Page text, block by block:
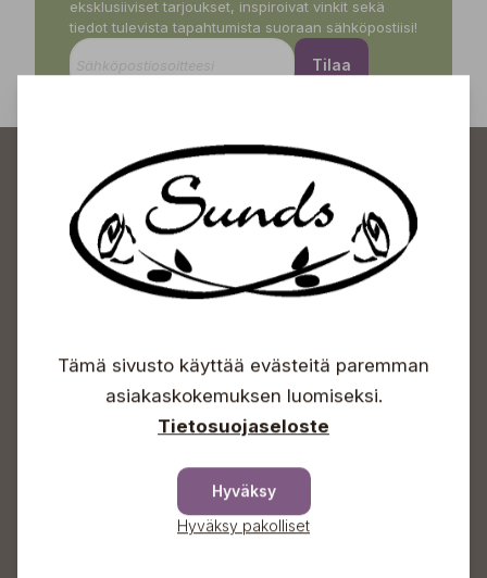
eksklusiiviset tarjoukset, inspiroivat vinkit sekä
tiedot tulevista tapahtumista suoraan sähköpostiisi!
Tilaa
Sundin Puutarhakeskus
Arkisin 09-18
Lauantaisin 09-16
Sunnuntaisin Itsepalvelu
Tämä sivusto käyttää evästeitä paremman
asiakaskokemuksen luomiseksi.
Tietosuojaseloste
Hyväksy
Hyväksy pakolliset